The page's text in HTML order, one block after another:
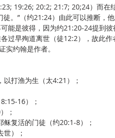
19:26; 20:2; 21:7; 20;24）而在
。”（约21:24）由此可以推断，
能是彼得，因为约21:20-24提到彼
过早殉道离世（徒12:2），故此作
约翰是作者。
打渔为生（太4:21）；
16）；
；
复活的门徒（约20:1-8）；
）；